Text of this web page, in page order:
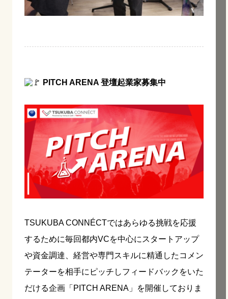
PITCH ARENA 登壇起業家募集中
TSUKUBA CONNÉCTではあらゆる挑戦を応援
するために毎回都内VCを中心にスタートアップ
や資金調達、経営や専門スキルに精通したコメン
テーターを相手にピッチしフィードバックをいた
だける企画「PITCH ARENA」を開催しておりま